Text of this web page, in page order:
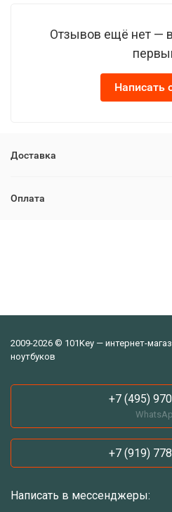
Отзывов ещё нет —
Написать
Доставка
Оплата
2009-2026 © 101Key — интернет-
ноутбуков
+7 (495)
+7 (919)
Написать в мессенджеры: